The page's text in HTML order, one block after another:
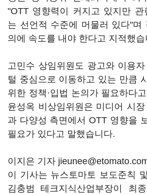
"OTT 영향력이 커지고 있지만
는 선언적 수준에 머물러 있다"며
의에 속도를 내야 한다고 지적했습
고민수 상임위원도 광고와 이용자
털 중심으로 이동하고 있는 만큼
위한 정책·입법 논의가 필요하다
윤성옥 비상임위원은 미디어 시
과 다양성 측면에서 OTT 영향을
필요가 있다고 말했습니다.
이지은 기자
이 기사는 뉴스토마토 보도준칙
김충범 테크지식산업부장이 최종